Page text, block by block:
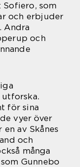
som
och erbjuder
Andra
och
för sina
vyer över
en av Skånes
och
många
Gunnebo